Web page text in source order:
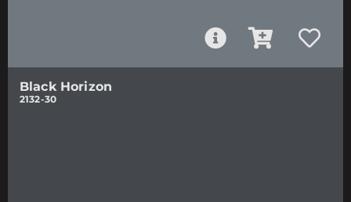
Black Horizon
2132-30